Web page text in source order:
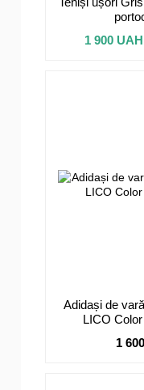
1 900 UAH
Adidași de
LICO
1